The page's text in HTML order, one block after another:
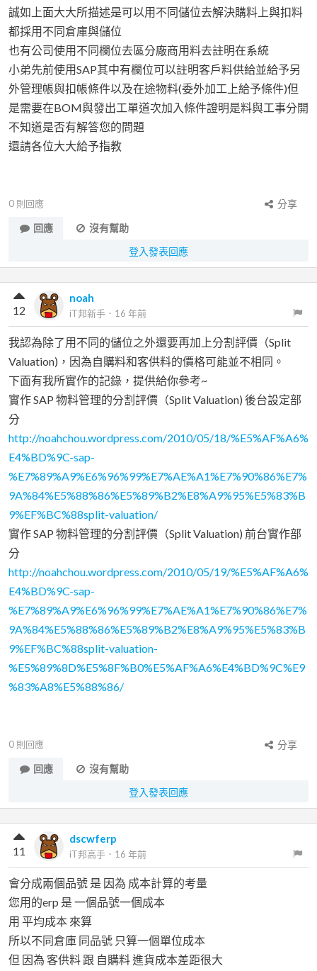
誠如上面大大所描述是可以用不同儲位去解決購料上與扣料
都採用不同倉庫與儲位
也有公司使用不同欄位去區分廠商用料去註明在系統
小弟先前使用SAP其中有欄位可以註明客戶料供給並給予另
外管理帳與扣帳條件以及在途物料(委外加工上給予條件)但
是需要在BOM與發出工單道次加入條件證明是料與工事分開
不知道是否有解答您的問題
還請各位大大給予指教
0 則回應
分享
回應
沒有幫助
登入發表回應
noah
iT邦新手 ． 16 年前
12
我認為除了用不同的儲位之外還要再加上分割評價（Split
Valuation)，因為自購料和客供料的價格可能並不相同。
下面有我所實作的記錄，提供給你參考~
實作 SAP 物料管理的分割評價（Split Valuation) 後台設定部
分
http://noahchou.wordpress.com/2010/05/18/%E5%AF%A6%
E4%BD%9C-sap-
%E7%89%A9%E6%96%99%E7%AE%A1%E7%90%86%E7%
9A%84%E5%88%86%E5%89%B2%E8%A9%95%E5%83%B
9%EF%BC%88split-valuation/
實作 SAP 物料管理的分割評價（Split Valuation) 前台實作部
分
http://noahchou.wordpress.com/2010/05/19/%E5%AF%A6%
E4%BD%9C-sap-
%E7%89%A9%E6%96%99%E7%AE%A1%E7%90%86%E7%
9A%84%E5%88%86%E5%89%B2%E8%A9%95%E5%83%B
9%EF%BC%88split-valuation-
%E5%89%8D%E5%8F%B0%E5%AF%A6%E4%BD%9C%E9
%83%A8%E5%88%86/
0 則回應
分享
回應
沒有幫助
登入發表回應
dscwferp
iT邦高手 ． 16 年前
11
會分成兩個品號 是 因為 成本計算的考量
您用的erp 是 一個品號一個成本
用 平均成本 來算
所以不同倉庫 同品號 只算一個單位成本
但 因為 客供料 跟 自購料 進貨成本差距很大